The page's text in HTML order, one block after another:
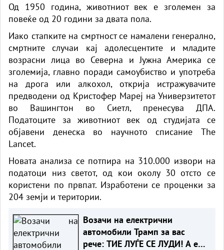
Од 1950 година, животниот век е зголемен за
повеќе од 20 години за двата пола.
Иако стапките на смртност се намалени генерално,
смртните случаи кај адолесцентите и младите
возрасни лица во Северна и Јужна Америка се
зголемија, главно поради самоубиство и употреба
на дрога или алкохол, открија истражувачите
предводени од Кристофер Мареј на Универзитетот
во Вашингтон во Сиетл, пренесува ДПА.
Податоците за животниот век од студијата се
објавени денеска во научното списание The
Lancet.
Новата анализа се потпира на 310.000 извори на
податоци низ светот, од кои околу 30 отсто се
користени по првпат. Изработени се проценки за
204 земји и територии.
Возачи на електрични
автомобили Трамп за вас
рече: ТИЕ ЛУЃЕ СЕ ЛУДИ! А еве